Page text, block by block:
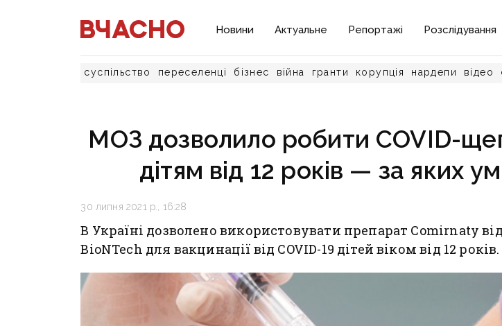
Новини Актуальне Репортажі Розслідування
суспільство переселенці бізнес війна гранти корупція нардепи відео
МОЗ дозволило робити COVID-
дітям від 12 років — за яких
30 липня 2021 р., 16:28
В Україні дозволено використовувати препарат Comirnaty
BioNTech для вакцинації від COVID-19 дітей віком від 12 років.